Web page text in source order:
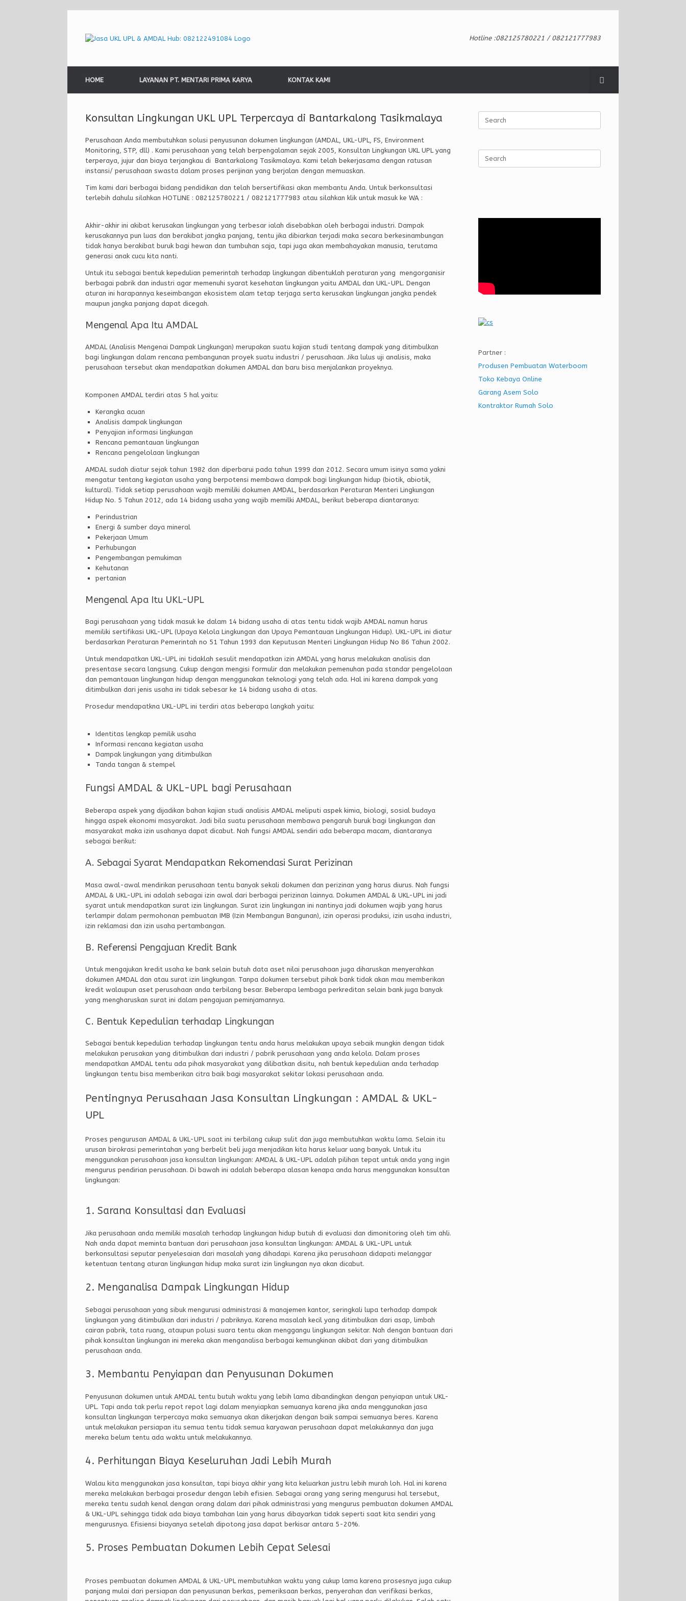
content
Hotline :082125780221 / 082121777983
HOME LAYANAN PT. MENTARI PRIMA KARYA KONTAK KAMI
Konsultan Lingkungan UKL UPL Terpercaya di Bantarkalong Tasikmalaya
Perusahaan Anda membutuhkan solusi penyusunan dokumen lingkungan (AMDAL, UKL-UPL, FS, Environment
Monitoring, STP, dll) . Kami perusahaan yang telah berpengalaman sejak 2005, Konsultan Lingkungan UKL UPL yang
terperaya, jujur dan biaya terjangkau di Bantarkalong Tasikmalaya. Kami telah bekerjasama dengan ratusan
instansi/ perusahaan swasta dalam proses perijinan yang berjalan dengan memuaskan.
Tim kami dari berbagai bidang pendidikan dan telah bersertifikasi akan membantu Anda. Untuk berkonsultasi
terlebih dahulu silahkan HOTLINE : 082125780221 / 082121777983 atau silahkan klik untuk masuk ke WA :
Akhir-akhir ini akibat kerusakan lingkungan yang terbesar ialah disebabkan oleh berbagai industri. Dampak
kerusakannya pun luas dan berakibat jangka panjang, tentu jika dibiarkan terjadi maka secara berkesinambungan
tidak hanya berakibat buruk bagi hewan dan tumbuhan saja, tapi juga akan membahayakan manusia, terutama
generasi anak cucu kita nanti.
Untuk itu sebagai bentuk kepedulian pemerintah terhadap lingkungan dibentuklah peraturan yang mengorganisir
berbagai pabrik dan industri agar memenuhi syarat kesehatan lingkungan yaitu AMDAL dan UKL-UPL. Dengan
aturan ini harapannya keseimbangan ekosistem alam tetap terjaga serta kerusakan lingkungan jangka pendek
maupun jangka panjang dapat dicegah.
Mengenal Apa Itu AMDAL
AMDAL (Analisis Mengenai Dampak Lingkungan) merupakan suatu kajian studi tentang dampak yang ditimbulkan
bagi lingkungan dalam rencana pembangunan proyek suatu industri / perusahaan. Jika lulus uji analisis, maka
perusahaan tersebut akan mendapatkan dokumen AMDAL dan baru bisa menjalankan proyeknya.
Komponen AMDAL terdiri atas 5 hal yaitu:
Kerangka acuan
Analisis dampak lingkungan
Penyajian informasi lingkungan
Rencana pemantauan lingkungan
Rencana pengelolaan lingkungan
AMDAL sudah diatur sejak tahun 1982 dan diperbarui pada tahun 1999 dan 2012. Secara umum isinya sama yakni
mengatur tentang kegiatan usaha yang berpotensi membawa dampak bagi lingkungan hidup (biotik, abiotik,
kultural). Tidak setiap perusahaan wajib memiliki dokumen AMDAL, berdasarkan Peraturan Menteri Lingkungan
Hidup No. 5 Tahun 2012, ada 14 bidang usaha yang wajib memilki AMDAL, berikut beberapa diantaranya:
Perindustrian
Energi & sumber daya mineral
Pekerjaan Umum
Perhubungan
Pengembangan pemukiman
Kehutanan
pertanian
Mengenal Apa Itu UKL-UPL
Bagi perusahaan yang tidak masuk ke dalam 14 bidang usaha di atas tentu tidak wajib AMDAL namun harus
memiliki sertifikasi UKL-UPL (Upaya Kelola Lingkungan dan Upaya Pemantauan Lingkungan Hidup). UKL-UPL ini diatur
berdasarkan Peraturan Pemerintah no 51 Tahun 1993 dan Keputusan Menteri Lingkungan Hidup No 86 Tahun 2002.
Untuk mendapatkan UKL-UPL ini tidaklah sesulit mendapatkan izin AMDAL yang harus melakukan analisis dan
presentase secara langsung. Cukup dengan mengisi formulir dan melakukan pemenuhan pada standar pengelolaan
dan pemantauan lingkungan hidup dengan menggunakan teknologi yang telah ada. Hal ini karena dampak yang
ditimbulkan dari jenis usaha ini tidak sebesar ke 14 bidang usaha di atas.
Prosedur mendapatkna UKL-UPL ini terdiri atas beberapa langkah yaitu:
Identitas lengkap pemilik usaha
Informasi rencana kegiatan usaha
Dampak lingkungan yang ditimbulkan
Tanda tangan & stempel
Fungsi AMDAL & UKL-UPL bagi Perusahaan
Beberapa aspek yang dijadikan bahan kajian studi analisis AMDAL meliputi aspek kimia, biologi, sosial budaya
hingga aspek ekonomi masyarakat. Jadi bila suatu perusahaan membawa pengaruh buruk bagi lingkungan dan
masyarakat maka izin usahanya dapat dicabut. Nah fungsi AMDAL sendiri ada beberapa macam, diantaranya
sebagai berikut:
A. Sebagai Syarat Mendapatkan Rekomendasi Surat Perizinan
Masa awal-awal mendirikan perusahaan tentu banyak sekali dokumen dan perizinan yang harus diurus. Nah fungsi
AMDAL & UKL-UPL ini adalah sebagai izin awal dari berbagai perizinan lainnya. Dokumen AMDAL & UKL-UPL ini jadi
syarat untuk mendapatkan surat izin lingkungan. Surat izin lingkungan ini nantinya jadi dokumen wajib yang harus
terlampir dalam permohonan pembuatan IMB (Izin Membangun Bangunan), izin operasi produksi, izin usaha industri,
izin reklamasi dan izin usaha pertambangan.
B. Referensi Pengajuan Kredit Bank
Untuk mengajukan kredit usaha ke bank selain butuh data aset nilai perusahaan juga diharuskan menyerahkan
dokumen AMDAL dan atau surat izin lingkungan. Tanpa dokumen tersebut pihak bank tidak akan mau memberikan
kredit walaupun aset perusahaan anda terbilang besar. Beberapa lembaga perkreditan selain bank juga banyak
yang mengharuskan surat ini dalam pengajuan peminjamannya.
C. Bentuk Kepedulian terhadap Lingkungan
Sebagai bentuk kepedulian terhadap lingkungan tentu anda harus melakukan upaya sebaik mungkin dengan tidak
melakukan perusakan yang ditimbulkan dari industri / pabrik perusahaan yang anda kelola. Dalam proses
mendapatkan AMDAL tentu ada pihak masyarakat yang dilibatkan disitu, nah bentuk kepedulian anda terhadap
lingkungan tentu bisa memberikan citra baik bagi masyarakat sekitar lokasi perusahaan anda.
Pentingnya Perusahaan Jasa Konsultan Lingkungan : AMDAL & UKL-
UPL
Proses pengurusan AMDAL & UKL-UPL saat ini terbilang cukup sulit dan juga membutuhkan waktu lama. Selain itu
urusan birokrasi pemerintahan yang berbelit beli juga menjadikan kita harus keluar uang banyak. Untuk itu
menggunakan perusahaan jasa konsultan lingkungan: AMDAL & UKL-UPL adalah pilihan tepat untuk anda yang ingin
mengurus pendirian perusahaan. Di bawah ini adalah beberapa alasan kenapa anda harus menggunakan konsultan
lingkungan:
1. Sarana Konsultasi dan Evaluasi
Jika perusahaan anda memiliki masalah terhadap lingkungan hidup butuh di evaluasi dan dimonitoring oleh tim ahli.
Nah anda dapat meminta bantuan dari perusahaan jasa konsultan lingkungan: AMDAL & UKL-UPL untuk
berkonsultasi seputar penyelesaian dari masalah yang dihadapi. Karena jika perusahaan didapati melanggar
ketentuan tentang aturan lingkungan hidup maka surat izin lingkungan nya akan dicabut.
2. Menganalisa Dampak Lingkungan Hidup
Sebagai perusahaan yang sibuk mengurusi administrasi & manajemen kantor, seringkali lupa terhadap dampak
lingkungan yang ditimbulkan dari industri / pabriknya. Karena masalah kecil yang ditimbulkan dari asap, limbah
cairan pabrik, tata ruang, ataupun polusi suara tentu akan menggangu lingkungan sekitar. Nah dengan bantuan dari
pihak konsultan lingkungan ini mereka akan menganalisa berbagai kemungkinan akibat dari yang ditimbulkan
perusahaan anda.
3. Membantu Penyiapan dan Penyusunan Dokumen
Penyusunan dokumen untuk AMDAL tentu butuh waktu yang lebih lama dibandingkan dengan penyiapan untuk UKL-
UPL. Tapi anda tak perlu repot repot lagi dalam menyiapkan semuanya karena jika anda menggunakan jasa
konsultan lingkungan terpercaya maka semuanya akan dikerjakan dengan baik sampai semuanya beres. Karena
untuk melakukan persiapan itu semua tentu tidak semua karyawan perusahaan dapat melakukannya dan juga
mereka belum tentu ada waktu untuk melakukannya.
4. Perhitungan Biaya Keseluruhan Jadi Lebih Murah
Walau kita menggunakan jasa konsultan, tapi biaya akhir yang kita keluarkan justru lebih murah loh. Hal ini karena
mereka melakukan berbagai prosedur dengan lebih efisien. Sebagai orang yang sering mengurusi hal tersebut,
mereka tentu sudah kenal dengan orang dalam dari pihak administrasi yang mengurus pembuatan dokumen AMDAL
& UKL-UPL sehingga tidak ada biaya tambahan lain yang harus dibayarkan tidak seperti saat kita sendiri yang
mengurusnya. Efisiensi biayanya setelah dipotong jasa dapat berkisar antara 5-20%.
5. Proses Pembuatan Dokumen Lebih Cepat Selesai
Proses pembuatan dokumen AMDAL & UKL-UPL membutuhkan waktu yang cukup lama karena prosesnya juga cukup
panjang mulai dari persiapan dan penyusunan berkas, pemeriksaan berkas, penyerahan dan verifikasi berkas,
Partner :
Produsen Pembuatan Waterboom
Toko Kebaya Online
Garang Asem Solo
Kontraktor Rumah Solo